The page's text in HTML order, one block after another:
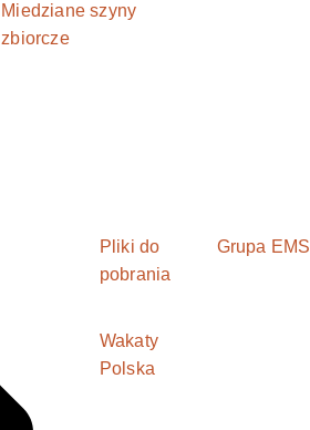
Miedziane szyny
zbiorcze
Pliki do
pobrania
Grupa EMS
Wakaty
Polska